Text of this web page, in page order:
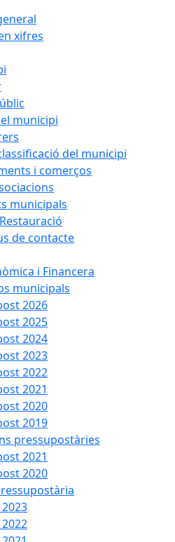
xifres
municipi
del municipi
i comerços
municipals
de contacte
i Financera
municipals
2026
2025
2024
2023
2022
2021
2020
2019
pressupostàries
2021
2020